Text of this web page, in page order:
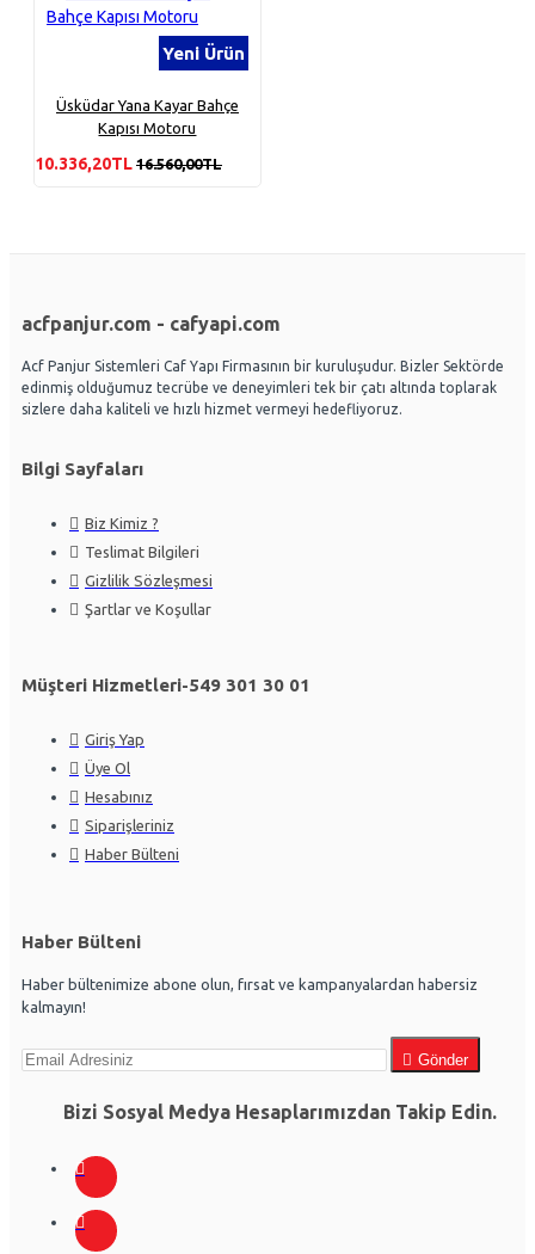
Yeni Ürün
Üsküdar Yana Kayar Bahçe
Kapısı Motoru
10.336,20TL 16.560,00TL
acfpanjur.com - cafyapi.com
Acf Panjur Sistemleri Caf Yapı Firmasının bir kuruluşudur. Bizler Sektörde
edinmiş olduğumuz tecrübe ve deneyimleri tek bir çatı altında toplarak
sizlere daha kaliteli ve hızlı hizmet vermeyi hedefliyoruz.
Bilgi Sayfaları
Biz Kimiz ?
Teslimat Bilgileri
Gizlilik Sözleşmesi
Şartlar ve Koşullar
Müşteri Hizmetleri-549 301 30 01
Giriş Yap
Üye Ol
Hesabınız
Siparişleriniz
Haber Bülteni
Haber Bülteni
Haber bültenimize abone olun, fırsat ve kampanyalardan habersiz
kalmayın!
Gönder
Bizi Sosyal Medya Hesaplarımızdan Takip Edin.